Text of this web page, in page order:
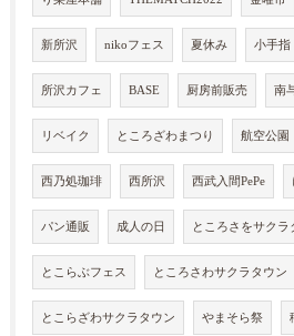
新所沢 nikoフェス 夏休み 小手指
所沢カフェ BASE 厨房前販売 南
リベイク ところざわまつり 航空公園
西乃処珈琲 西所沢 西武入間PePe
パン通販 成人の日 ところさをサクラ
とこらぶフェス ところさわサクラタウン
とこらざわサクラタウン やまそら祭